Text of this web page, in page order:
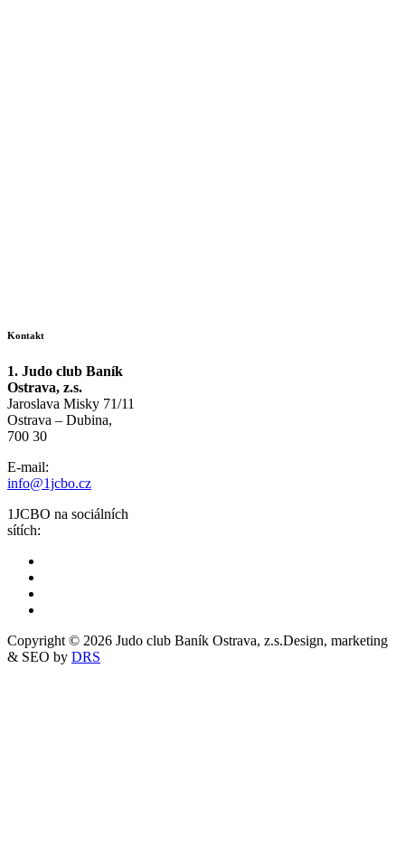
Kontakt
1. Judo club Baník
Ostrava, z.s.
Jaroslava Misky 71/11
Ostrava – Dubina,
700 30
E-mail:
info@1jcbo.cz
1JCBO na sociálních
sítích:
Copyright © 2026 Judo club Baník Ostrava, z.s.Design, marketing
& SEO by DRS